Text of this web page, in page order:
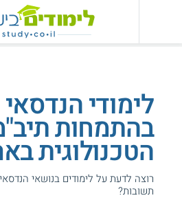
לימודי
בהתמחות
הטכנולוגית
רוצה לדעת על לימודים בנושאי
תשובות?